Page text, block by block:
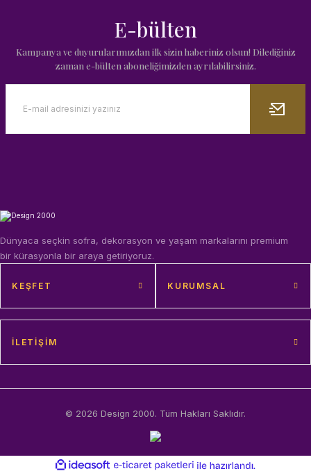
E-bülten
Kampanya ve duyurularımızdan ilk sizin haberiniz olsun! Dilediğiniz
zaman e-bülten aboneliğimizden ayrılabilirsiniz.
Dünyaca seçkin sofra, dekorasyon ve yaşam markalarını premium
bir kürasyonla bir araya getiriyoruz.
KEŞFET KURUMSAL
İLETIŞIM
© 2026 Design 2000. Tüm Hakları Saklıdır.
ideasoft e-